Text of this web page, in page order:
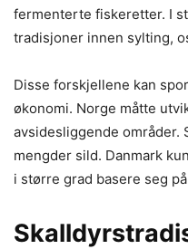
fermenterte fiskeretter. I
tradisjoner innen sylting,
Disse forskjellene kan
økonomi. Norge måtte
avsidesliggende områder.
mengder sild. Danmark
i større grad basere seg